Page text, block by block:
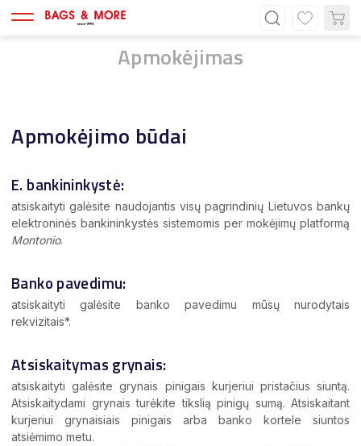
Apmokėjimas
Apmokėjimo būdai
E. bankininkystė:
atsiskaityti galėsite naudojantis visų pagrindinių Lietuvos bankų
elektroninės bankininkystės sistemomis per mokėjimų platformą
Montonio.
Banko pavedimu:
atsiskaityti galėsite banko pavedimu mūsų nurodytais
rekvizitais*.
Atsiskaitymas grynais:
atsiskaityti galėsite grynais pinigais kurjeriui pristačius siuntą.
Atsiskaitydami grynais turėkite tikslią pinigų sumą. Atsiskaitant
kurjeriui grynaisiais pinigais arba banko kortele siuntos
atsiėmimo metu.